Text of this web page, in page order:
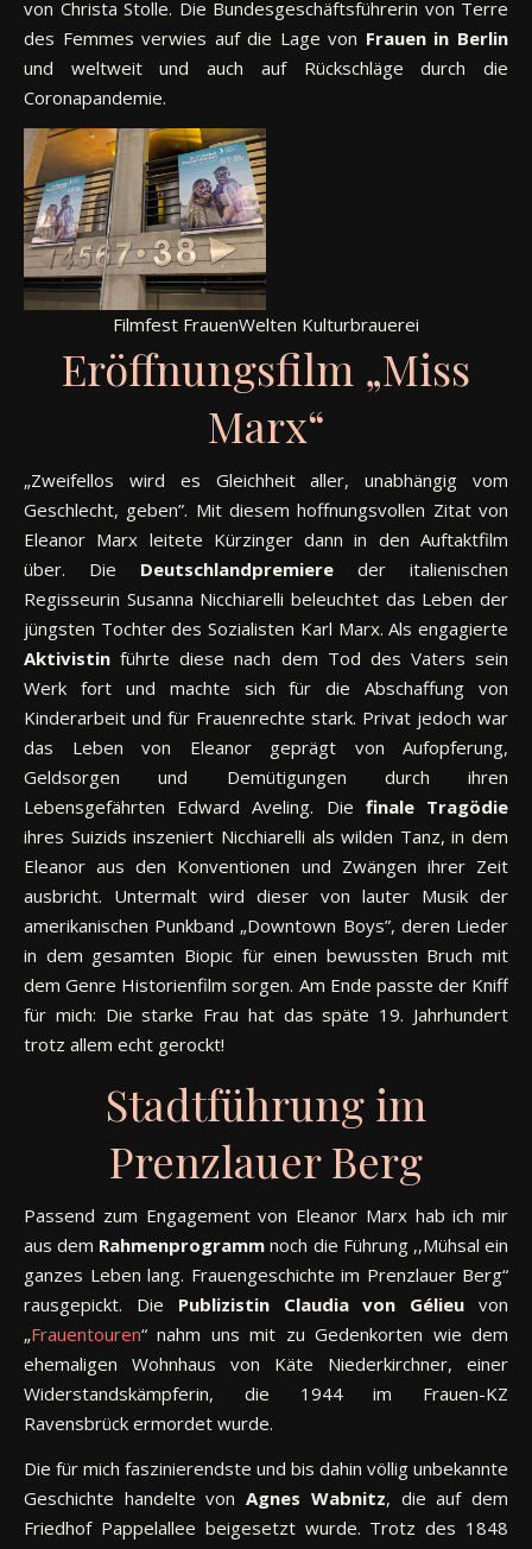
von Christa Stolle. Die Bundesgeschäftsführerin von Terre
des Femmes verwies auf die Lage von Frauen in Berlin
und weltweit und auch auf Rückschläge durch die
Coronapandemie.
Filmfest FrauenWelten Kulturbrauerei
Eröffnungsfilm „Miss
Marx“
​​„Zweifellos wird es Gleichheit aller, unabhängig vom
Geschlecht, geben”. Mit diesem hoffnungsvollen Zitat von
Eleanor Marx leitete Kürzinger dann in den Auftaktfilm
über. Die Deutschlandpremiere der italienischen
Regisseurin Susanna Nicchiarelli beleuchtet das Leben der
jüngsten Tochter des Sozialisten Karl Marx. Als engagierte
Aktivistin führte diese nach dem Tod des Vaters sein
Werk fort und machte sich für die Abschaffung von
Kinderarbeit und für Frauenrechte stark. Privat jedoch war
das Leben von Eleanor geprägt von Aufopferung,
Geldsorgen und Demütigungen durch ihren
Lebensgefährten Edward Aveling. Die finale Tragödie
ihres Suizids inszeniert Nicchiarelli als wilden Tanz, in dem
Eleanor aus den Konventionen und Zwängen ihrer Zeit
ausbricht. Untermalt wird dieser von lauter Musik der
amerikanischen Punkband „Downtown Boys”, deren Lieder
in dem gesamten Biopic für einen bewussten Bruch mit
dem Genre Historienfilm sorgen. Am Ende passte der Kniff
für mich: Die starke Frau hat das späte 19. Jahrhundert
trotz allem echt gerockt!
Stadtführung im
Prenzlauer Berg
Passend zum Engagement von Eleanor Marx hab ich mir
aus dem Rahmenprogramm noch die Führung ,,Mühsal ein
ganzes Leben lang. Frauengeschichte im Prenzlauer Berg“
rausgepickt. Die Publizistin Claudia von Gélieu von
„Frauentouren“ nahm uns mit zu Gedenkorten wie dem
ehemaligen Wohnhaus von Käte Niederkirchner, einer
Widerstandskämpferin, die 1944 im Frauen-KZ
Ravensbrück ermordet wurde.
Die für mich faszinierendste und bis dahin völlig unbekannte
Geschichte handelte vonAgnes Wabnitz, die auf dem
Friedhof Pappelallee beigesetzt wurde. Trotz des 1848